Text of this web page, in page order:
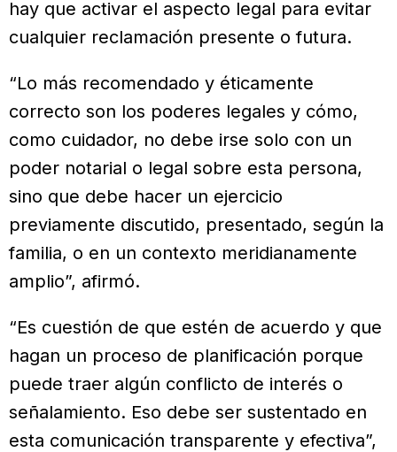
hay que activar el aspecto legal para evitar
cualquier reclamación presente o futura.
“Lo más recomendado y éticamente
correcto son los poderes legales y cómo,
como cuidador, no debe irse solo con un
poder notarial o legal sobre esta persona,
sino que debe hacer un ejercicio
previamente discutido, presentado, según la
familia, o en un contexto meridianamente
amplio”, afirmó.
“Es cuestión de que estén de acuerdo y que
hagan un proceso de planificación porque
puede traer algún conflicto de interés o
señalamiento. Eso debe ser sustentado en
esta comunicación transparente y efectiva”,